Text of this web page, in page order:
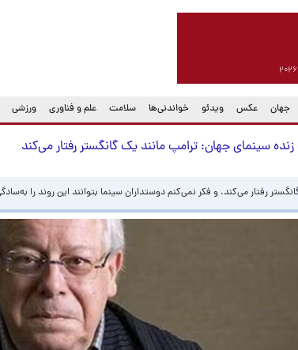
جهان عکس ویدئو خواندنی‌ها سلامت علم و فناوری ورزشی
سینمای جهان: ترامپ مانند یک گانگستر رفتار می‌کند
رفتار می‌کند. و فکر نمی‌کنم دوستداران سینما بتوانند این روند را